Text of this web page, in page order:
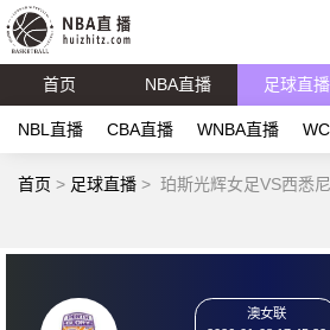
首页 NBA直播 足球直播
NBL直播 CBA直播 WNBA直播
首页 > 足球直播 > 珀斯光辉女足VS西悉